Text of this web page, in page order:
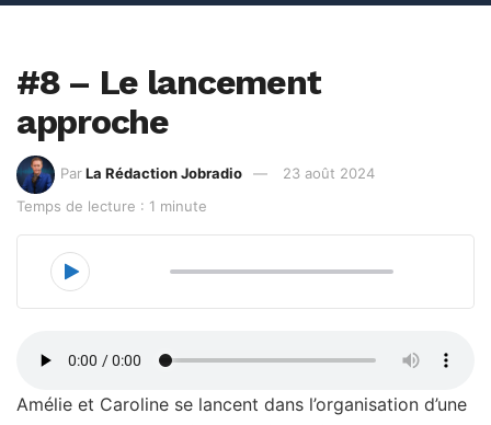
#8 – Le lancement
approche
Par La Rédaction Jobradio
23 août 2024
Temps de lecture : 1 minute
Amélie et Caroline se lancent dans l’organisation d’une